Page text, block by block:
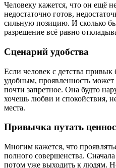
Человеку кажется, что он ещё
недостаточно готов,
сильную позицию. И сколько
разрешение всё равно
Сценарий удобства
Если человек с детства
удобным, проявленность может
почти запретное. Она будто
хочешь любви и спокойствия,
места.
Привычка путать
Многим кажется, что
полного совершенства.
потом уже выходить к людям.